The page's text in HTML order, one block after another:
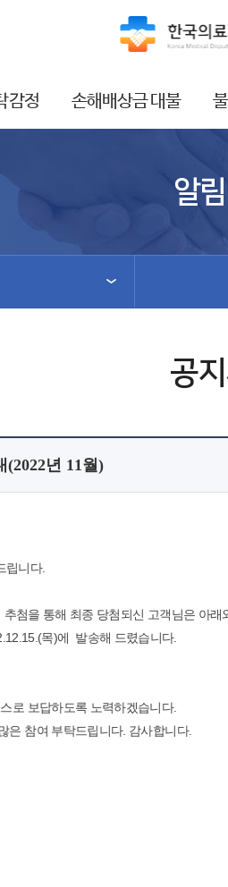
감정 손해배상금 대불
알
공
년 11월)
립니다.
첨을 통해 최종 당첨되신 고객님은 아래
목)에 발송해 드렸습니다.
로 보답하도록 노력하겠습니다.
은 참여 부탁드립니다. 감사합니다.